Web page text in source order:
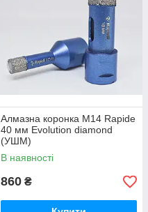
Алмазна коронка М14 Rapide
40 мм Evolution diamond
(УШМ)
В наявності
860 ₴